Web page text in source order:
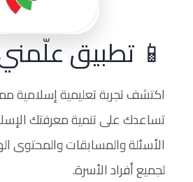
📱 تطبيق
اكتشف تجربة تعليمية إسلامية
تساعدك على تنمية معرفتك
الأسئلة والمسابقات والمحتوى
لجميع أفراد الأسرة.